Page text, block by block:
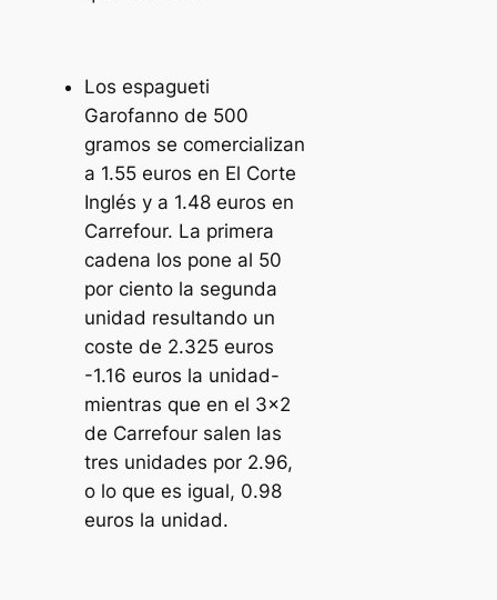
Los espagueti
Garofanno de 500
gramos se comercializan
a 1.55 euros en El Corte
Inglés y a 1.48 euros en
Carrefour. La primera
cadena los pone al 50
por ciento la segunda
unidad resultando un
coste de 2.325 euros
-1.16 euros la unidad-
mientras que en el 3×2
de Carrefour salen las
tres unidades por 2.96,
o lo que es igual, 0.98
euros la unidad.